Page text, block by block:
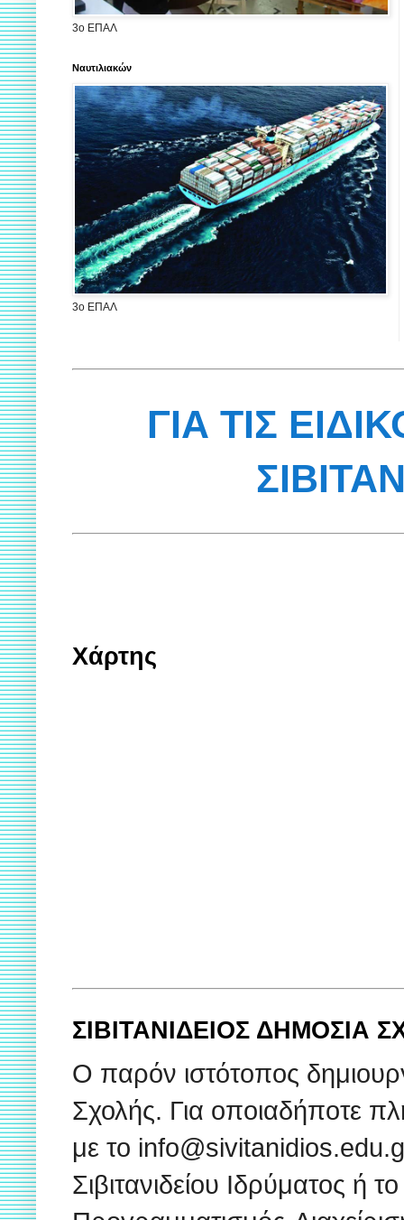
3ο ΕΠΑΛ
Ναυτιλιακών
3ο ΕΠΑΛ
ΓΙΑ ΤΙΣ
Χάρτης
ΣΙΒΙΤΑΝΙΔΕΙΟΣ
Ο παρόν ιστότοπος
Σχολής. Για οποιαδήποτε
με το
Σιβιτανιδείου Ιδρύματος ή